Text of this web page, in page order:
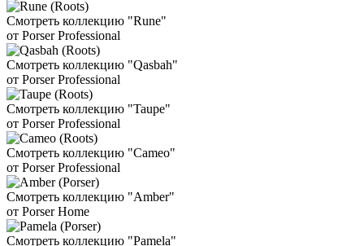
Смотреть коллекцию "Rune"
от Porser Professional
Смотреть коллекцию "Qasbah"
от Porser Professional
Смотреть коллекцию "Taupe"
от Porser Professional
Смотреть коллекцию "Cameo"
от Porser Professional
Смотреть коллекцию "Amber"
от Porser Home
Смотреть коллекцию "Pamela"